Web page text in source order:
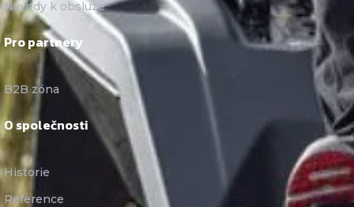
Návody k obsluze
Pro partnery
B2B zóna
O společnosti
Historie
Reference